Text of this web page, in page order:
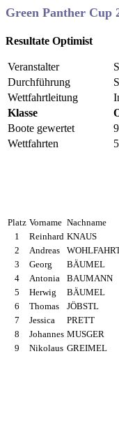
Green Panther Cup
Resultate Optimist
Veranstalter
Durchführung
Wettfahrtleitung
Klasse
Boote gewertet
9
Wettfahrten
5
Platz Vorname Nachname
1
Reinhard KNAUS
2
Andreas
3
Georg BÄUMEL
4
Antonia BAUMANN
5
Herwig BÄUMEL
6
Thomas JÖBSTL
7
Jessica PRETT
8
Johannes MUSGER
9
Nikolaus GREIMEL